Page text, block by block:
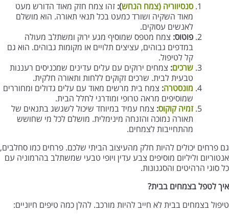
סנסיווריה (צמח הנחש): זהו צמח חזק מאוד הדורש מעט
מאוד השקיה ושורד כמעט בכל תנאי תאורה. הוא מושלם
לאנשים עסוקים.
פוטוס: צמח מטפס שמוסיף מגע ירוק ומשתלב מעולה
במדפים גבוהים, עציצים תלויים או מקומות גבוהים. הוא גם
קל לטיפול.
שרכים: צמחים ירוקים עם עלים עדינים שמכניסים רעננות
טבעית לבית. שרכים זקוקים ללחות ותאורה חלקית.
מונסטרה: צמח בית מרשים מאוד עם עלים גדולים ומחוררים
שמוסיפים מראה טרופי ומודרני לחלל הבית.
זמיה קוקוס: צמח עמיד במיוחד שיכול לשגשג בתנאים של
תאורה נמוכה והזנחה מינימלית. מושלם לכל מי שחושש
מהתחייבות לצמחים.
גם פרחים יכולים להיות חלק מהעיצוב הביתי שלכם. פרחים כמו סחלבים,
אנטוריום וליליום מוסיפים צבע עדין ויופי טבעי שמשתלב בהרמוניה עם
כל סוגי הרהיטים והסגנונות.
איך לטפל בצמחים בבית?
טיפול בצמחים בבית לא חייב להיות מורכב. להלן כמה טיפים חיוניים: